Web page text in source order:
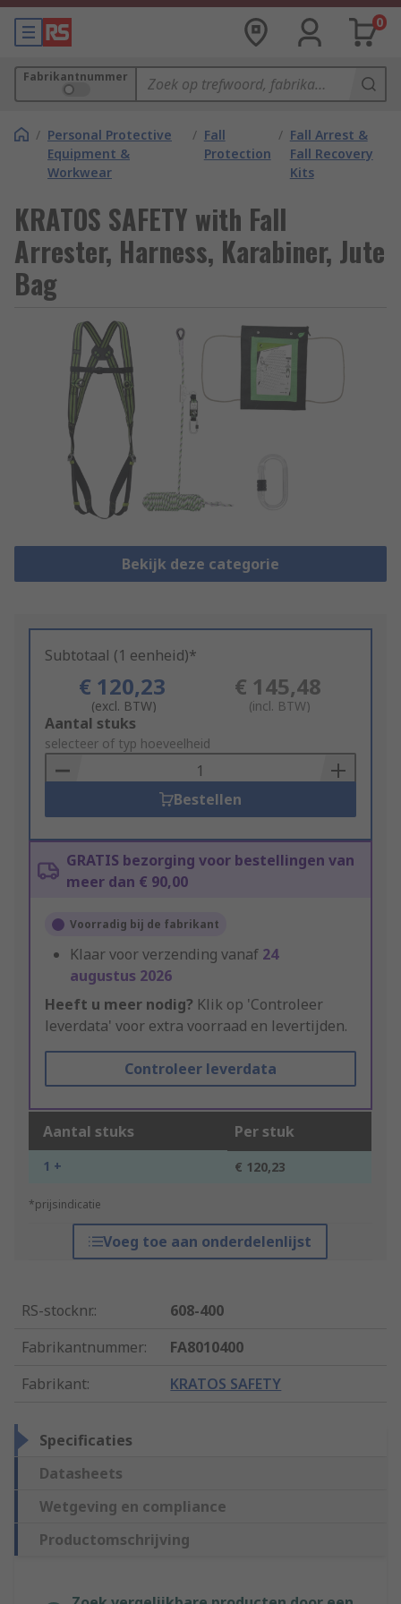
0
Fabrikantnummer
/ Personal Protective
Equipment &
Workwear
/ Fall
Protection
/ Fall Arrest &
Fall Recovery
Kits
KRATOS SAFETY with Fall
Arrester, Harness, Karabiner, Jute
Bag
Bekijk deze categorie
Subtotaal (1 eenheid)*
€ 120,23
(excl. BTW)
€ 145,48
(incl. BTW)
Add
to
Basket
Aantal stuks
selecteer of typ hoeveelheid
Bestellen
GRATIS bezorging voor bestellingen van
meer dan € 90,00
Voorradig bij de fabrikant
Klaar voor verzending vanaf 24
augustus 2026
Heeft u meer nodig? Klik op 'Controleer
leverdata' voor extra voorraad en levertijden.
Controleer leverdata
Aantal stuks Per stuk
1 + € 120,23
*prijsindicatie
Voeg toe aan onderdelenlijst
RS-stocknr.:
608-400
Fabrikantnummer:
FA8010400
Fabrikant: KRATOS SAFETY
Specificaties
Datasheets
Wetgeving en compliance
Productomschrijving